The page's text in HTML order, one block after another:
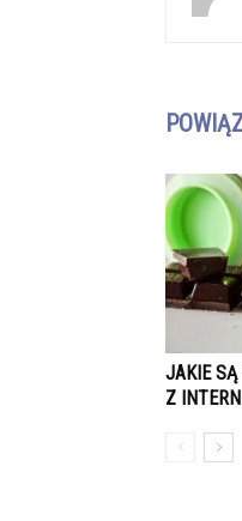
JAKIE SĄ
Z